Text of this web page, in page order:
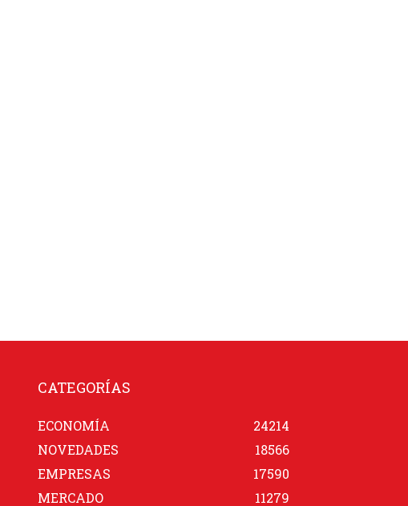
CATEGORÍAS
ECONOMÍA
24214
NOVEDADES
18566
EMPRESAS
17590
MERCADO
11279